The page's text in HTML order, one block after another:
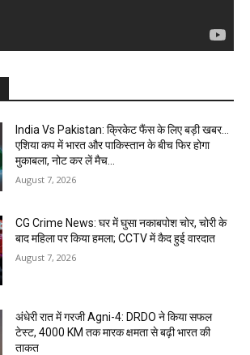
India Vs Pakistan: क्रिकेट फैंस के लिए बड़ी खबर…
एशिया कप में भारत और पाकिस्तान के बीच फिर होगा
मुकाबला, नोट कर लें मैच...
August 7, 2026
CG Crime News: घर में घुसा नकाबपोश चोर, चोरी के
बाद महिला पर किया हमला; CCTV में कैद हुई वारदात
August 7, 2026
अंधेरी रात में गरजी Agni-4: DRDO ने किया सफल
टेस्ट, 4000 KM तक मारक क्षमता से बढ़ी भारत की
ताकत